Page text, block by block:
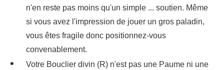
n'en reste pas moins qu'un simple ... soutien. Même
si vous avez l'impression de jouer un gros paladin,
vous êtes fragile donc positionnez-vous
convenablement.
Votre Bouclier divin (R) n'est pas une Paume ni une